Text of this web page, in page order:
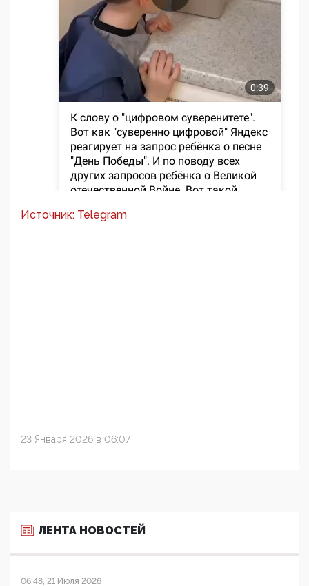
Источник: Telegram
23 Января 2026 в 06:07
ЛЕНТА НОВОСТЕЙ
06:48, 21 Июля 2026